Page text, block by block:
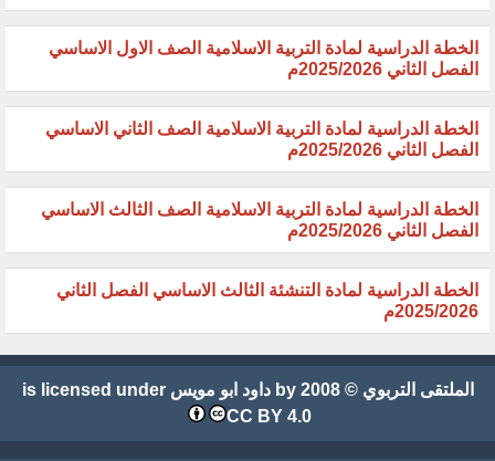
الخطة الدراسية لمادة التربية الاسلامية الصف الاول الاساسي
الفصل الثاني 2025/2026م
الخطة الدراسية لمادة التربية الاسلامية الصف الثاني الاساسي
الفصل الثاني 2025/2026م
الخطة الدراسية لمادة التربية الاسلامية الصف الثالث الاساسي
الفصل الثاني 2025/2026م
الخطة الدراسية لمادة التنشئة الثالث الاساسي الفصل الثاني
2025/2026م
الملتقى التربوي © 2008 by داود ابو مويس is licensed under
CC BY 4.0